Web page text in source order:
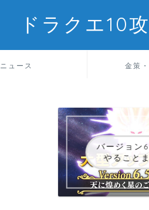
ドラクエ10
ニュース 金策
バージョン
やること